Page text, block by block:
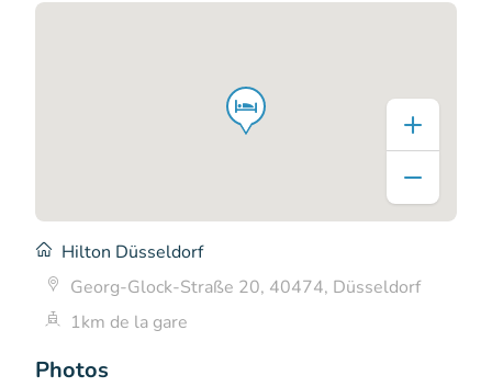
Photos
Hilton Düsseldorf
Georg-Glock-Straße 20, 40474, Düsseldorf
1km de la gare